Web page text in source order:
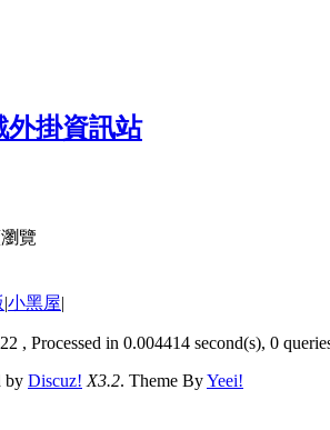
覽
|小黑屋|
, Processed in 0.004414 second(s), 0
by Discuz! X3.2. Theme ByYeei!